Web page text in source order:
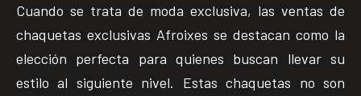
Cuando se trata de moda exclusiva, las ventas de
chaquetas exclusivas Afroixes se destacan como la
elección perfecta para quienes buscan llevar su
estilo al siguiente nivel. Estas chaquetas no son